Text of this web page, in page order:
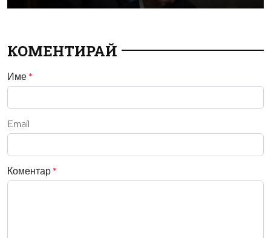
КОМЕНТИРАЙ
Име *
Email
Коментар *